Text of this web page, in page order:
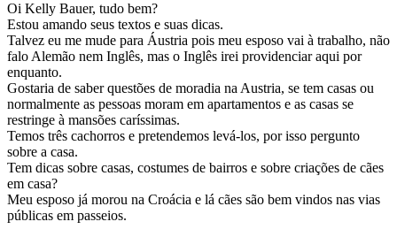
Oi Kelly Bauer, tudo bem?
Estou amando seus textos e suas dicas.
Talvez eu me mude para Áustria pois meu esposo vai à trabalho, não
falo Alemão nem Inglês, mas o Inglês irei providenciar aqui por
enquanto.
Gostaria de saber questões de moradia na Austria, se tem casas ou
normalmente as pessoas moram em apartamentos e as casas se
restringe à mansões caríssimas.
Temos três cachorros e pretendemos levá-los, por isso pergunto
sobre a casa.
Tem dicas sobre casas, costumes de bairros e sobre criações de cães
em casa?
Meu esposo já morou na Croácia e lá cães são bem vindos nas vias
públicas em passeios.